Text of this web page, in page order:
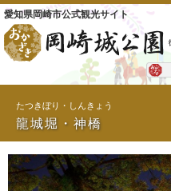
愛知県岡崎市公式観光サイト
たつきぼり・しんきょう
龍城堀・神橋